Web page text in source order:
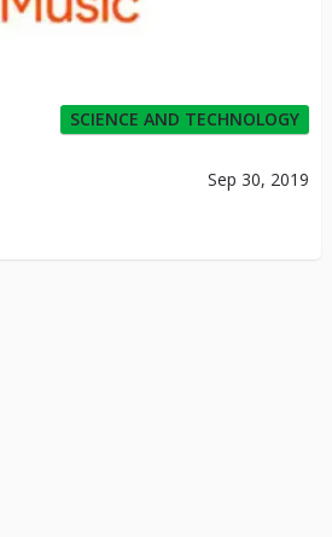
SCIENCE AND TECHNOLOGY
Sep 30, 2019